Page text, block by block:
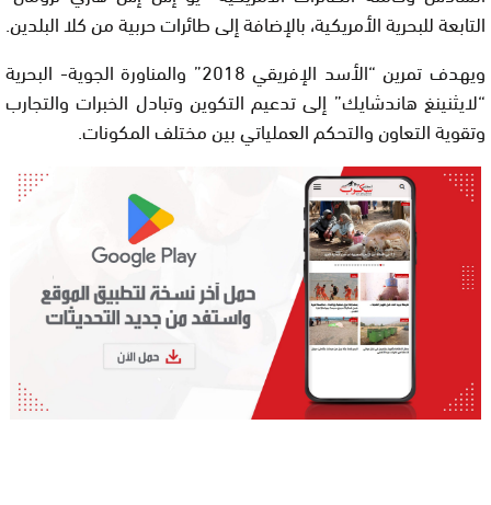
التابعة للبحرية الأمريكية، بالإضافة إلى طائرات حربية من كلا البلدين.
ويهدف تمرين “الأسد الإفريقي 2018” والمناورة الجوية- البحرية
“لايثنينغ هاندشايك” إلى تدعيم التكوين وتبادل الخبرات والتجارب
وتقوية التعاون والتحكم العملياتي بين مختلف المكونات.